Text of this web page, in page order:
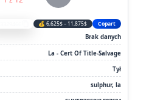
💰 6,625$ – 11,875$
Copart
Brak danych
La - Cert Of Title-Salvage
Tył
sulphur, la